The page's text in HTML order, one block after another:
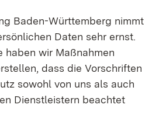
Baden-Württemberg nimmt
Daten sehr ernst.
haben wir Maßnahmen
dass die Vorschriften
sowohl von uns als auch
Dienstleistern beachtet